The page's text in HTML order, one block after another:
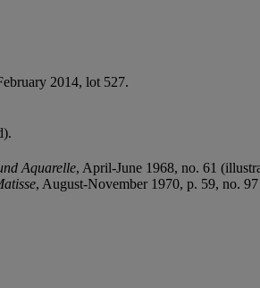
2014, lot 527.
Aquarelle, April-June 1968, no. 61
, August-November 1970, p. 59, no.